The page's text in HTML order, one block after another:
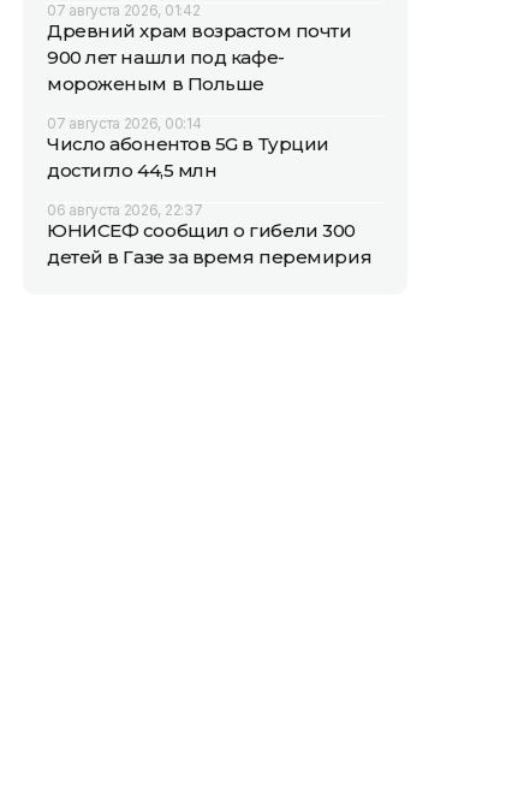
07 августа 2026, 01:42
Древний храм возрастом почти
900 лет нашли под кафе-
мороженым в Польше
07 августа 2026, 00:14
Число абонентов 5G в Турции
достигло 44,5 млн
06 августа 2026, 22:37
ЮНИСЕФ сообщил о гибели 300
детей в Газе за время перемирия